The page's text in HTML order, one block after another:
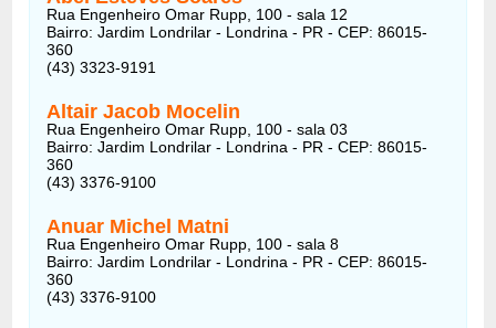
Rua Engenheiro Omar Rupp, 100 - sala 12
Bairro: Jardim Londrilar - Londrina - PR - CEP: 86015-
360
(43) 3323-9191
Altair Jacob Mocelin
Rua Engenheiro Omar Rupp, 100 - sala 03
Bairro: Jardim Londrilar - Londrina - PR - CEP: 86015-
360
(43) 3376-9100
Anuar Michel Matni
Rua Engenheiro Omar Rupp, 100 - sala 8
Bairro: Jardim Londrilar - Londrina - PR - CEP: 86015-
360
(43) 3376-9100